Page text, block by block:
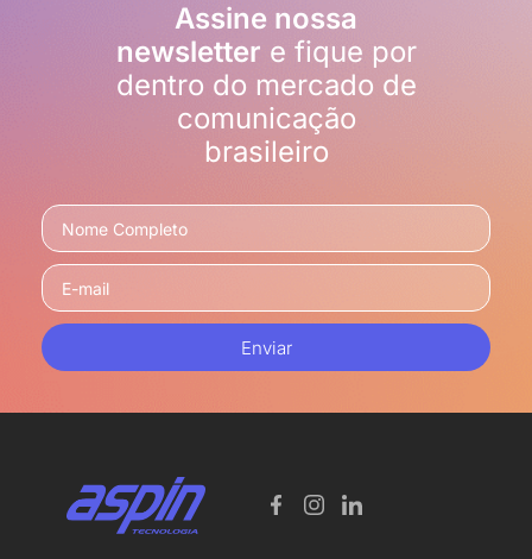
Assine nossa
newsletter e fique por
dentro do mercado de
comunicação
brasileiro
Enviar